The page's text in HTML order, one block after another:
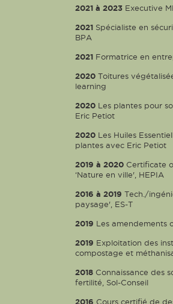
2021 à 2023 Executive
2021 Spécialiste en
BPA
2021 Formatrice en
2020Toitures
learning
2020 Les plantes pour
Eric Petiot
2020 Les Huiles
plantes avec Eric Petiot
2019 à 2020 Certificate
‘Nature en ville', HEPIA
2016 à 2019Tech./
paysage', ES-T
2019 Les amendements
2019 Exploitation des
compostage et
2018 Connaissance des
fertilité, Sol-Conseil
2016 Cours certifié de